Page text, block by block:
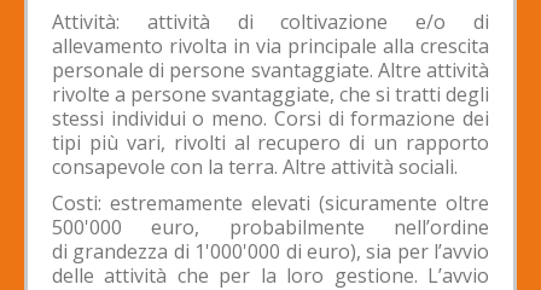
Attività: attività di coltivazione e/o di
allevamento rivolta in via principale alla crescita
personale di persone svantaggiate. Altre attività
rivolte a persone svantaggiate, che si tratti degli
stessi individui o meno. Corsi di formazione dei
tipi più vari, rivolti al recupero di un rapporto
consapevole con la terra. Altre attività sociali.
Costi: estremamente elevati (sicuramente oltre
500'000 euro, probabilmente nell’ordine
di grandezza di 1'000'000 di euro), sia per l’avvio
delle attività che per la loro gestione. L’avvio